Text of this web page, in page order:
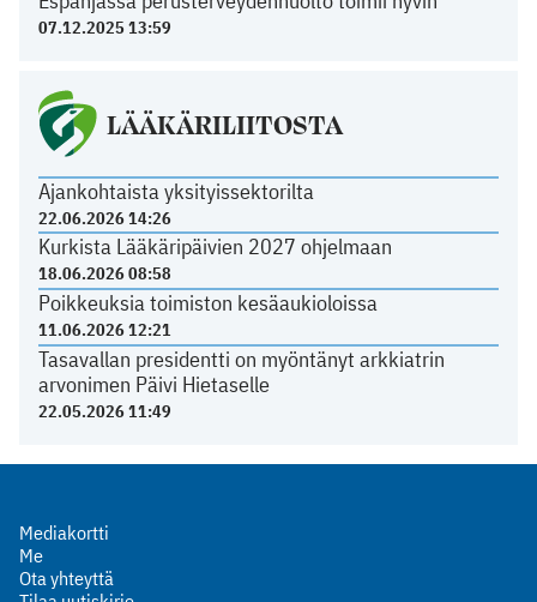
07.12.2025 13:59
LÄÄKÄRILIITOSTA
Ajankohtaista yksityissektorilta
22.06.2026 14:26
Kurkista Lääkäripäivien 2027 ohjelmaan
18.06.2026 08:58
Poikkeuksia toimiston kesäaukioloissa
11.06.2026 12:21
Tasavallan presidentti on myöntänyt arkkiatrin
arvonimen Päivi Hietaselle
22.05.2026 11:49
Mediakortti
Me
Ota yhteyttä